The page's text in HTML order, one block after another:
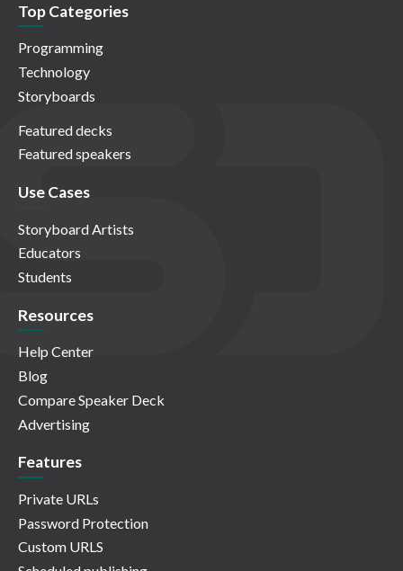
Top Categories
Programming
Technology
Storyboards
Featured decks
Featured speakers
Use Cases
Storyboard Artists
Educators
Students
Resources
Help Center
Blog
Compare Speaker Deck
Advertising
Features
Private URLs
Password Protection
Custom URLS